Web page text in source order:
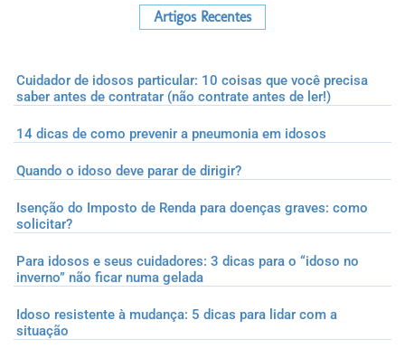
Artigos Recentes
Cuidador de idosos particular: 10 coisas que você precisa
saber antes de contratar (não contrate antes de ler!)
14 dicas de como prevenir a pneumonia em idosos
Quando o idoso deve parar de dirigir?
Isenção do Imposto de Renda para doenças graves: como
solicitar?
Para idosos e seus cuidadores: 3 dicas para o “idoso no
inverno” não ficar numa gelada
Idoso resistente à mudança: 5 dicas para lidar com a
situação